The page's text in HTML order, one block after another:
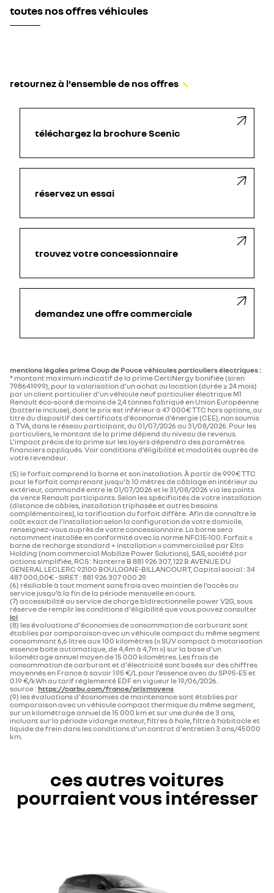
toutes nos offres véhicules
retournez à l'ensemble de nos offres
téléchargez la brochure Scenic
réservez un essai
trouvez votre concessionnaire
demandez une offre commerciale
mentions légales prime Coup de Pouce véhicules particuliers électriques :
* montant maximum indicatif de la prime CertiNergy bonifiée (siren
798641999), pour la valorisation d’un achat ou location (durée ≥ 24 mois)
par un client particulier d’un véhicule neuf particulier électrique M1
Renault éco-scoré de moins de 2,4 tonnes fabriqué en Union Européenne
(batterie incluse), dont le prix est inférieur à 47 000€ TTC hors options, au
titre du dispositif des certificats d’économie d’énergie (CEE), non soumis
à TVA, dans le réseau participant, du 01/07/2026 au 31/08/2026. Pour les
particuliers, le montant de la prime dépend du niveau de revenus.
L'impact précis de la prime sur les loyers dépendra des paramètres
financiers appliqués. Voir conditions d’éligibilité et modalités auprès de
votre revendeur.
(5) le forfait comprend la borne et son installation. À partir de 999€ TTC
pour le forfait comprenant jusqu'à 10 mètres de câblage en intérieur ou
extérieur, commandé entre le 01/07/2026 et le 31/08/2026 via les points
de vente Renault participants. Selon les spécificités de votre installation
(distance de câbles, installation triphasée et autres besoins
complémentaires), la tarification du forfait diffère. Afin de connaître le
coût exact de l'installation selon la configuration de votre domicile,
renseignez-vous auprès de votre concessionnaire. La borne sera
notamment installée en conformité avec la norme NFC15-100. Forfait «
borne de recharge standard + installation » commercialisé par Elto
Holding (nom commercial Mobilize Power Solutions), SAS, société par
actions simplifiée, RCS : Nanterre B 881 926 307, 122 B AVENUE DU
GENERAL LECLERC 92100 BOULOGNE-BILLANCOURT, Capital social : 34
487 000,00€ - SIRET : 881 926 307 000 29.
(6) résiliable à tout moment sans frais avec maintien de l’accès au
service jusqu’à la fin de la période mensuelle en cours.
(7) accessibilité au service de charge bidirectionnelle power V2G, sous
réserve de remplir les conditions d'éligibilité que vous pouvez consulter
ici
(8) les évaluations d'économies de consommation de carburant sont
établies par comparaison avec un véhicule compact du même segment
consommant 6,6 litres aux 100 kilomètres (« SUV compact à motorisation
essence boite automatique, de 4,4m à 4,7m ») sur la base d'un
kilométrage annuel moyen de 15 000 kilomètres. Les frais de
consommation de carburant et d'électricité sont basés sur des chiffres
moyennés en France à savoir 1.95 €/L pour l’essence avec du SP95-E5 et
0.19 €/kWh au tarif réglementé EDF en vigueur le 19/06/2026.
source : https://carbu.com/france/prixmoyens
(9) les évaluations d'économies de maintenance sont établies par
comparaison avec un véhicule compact thermique du même segment,
sur un kilométrage annuel de 15 000 km et sur une durée de 3 ans,
incluant sur la période vidange moteur, filtres à hale, filtre à habitacle et
liquide de frein dans les conditions d'un contrat d'entretien 3 ans/45000
km.
ces autres voitures
pourraient vous intéresser